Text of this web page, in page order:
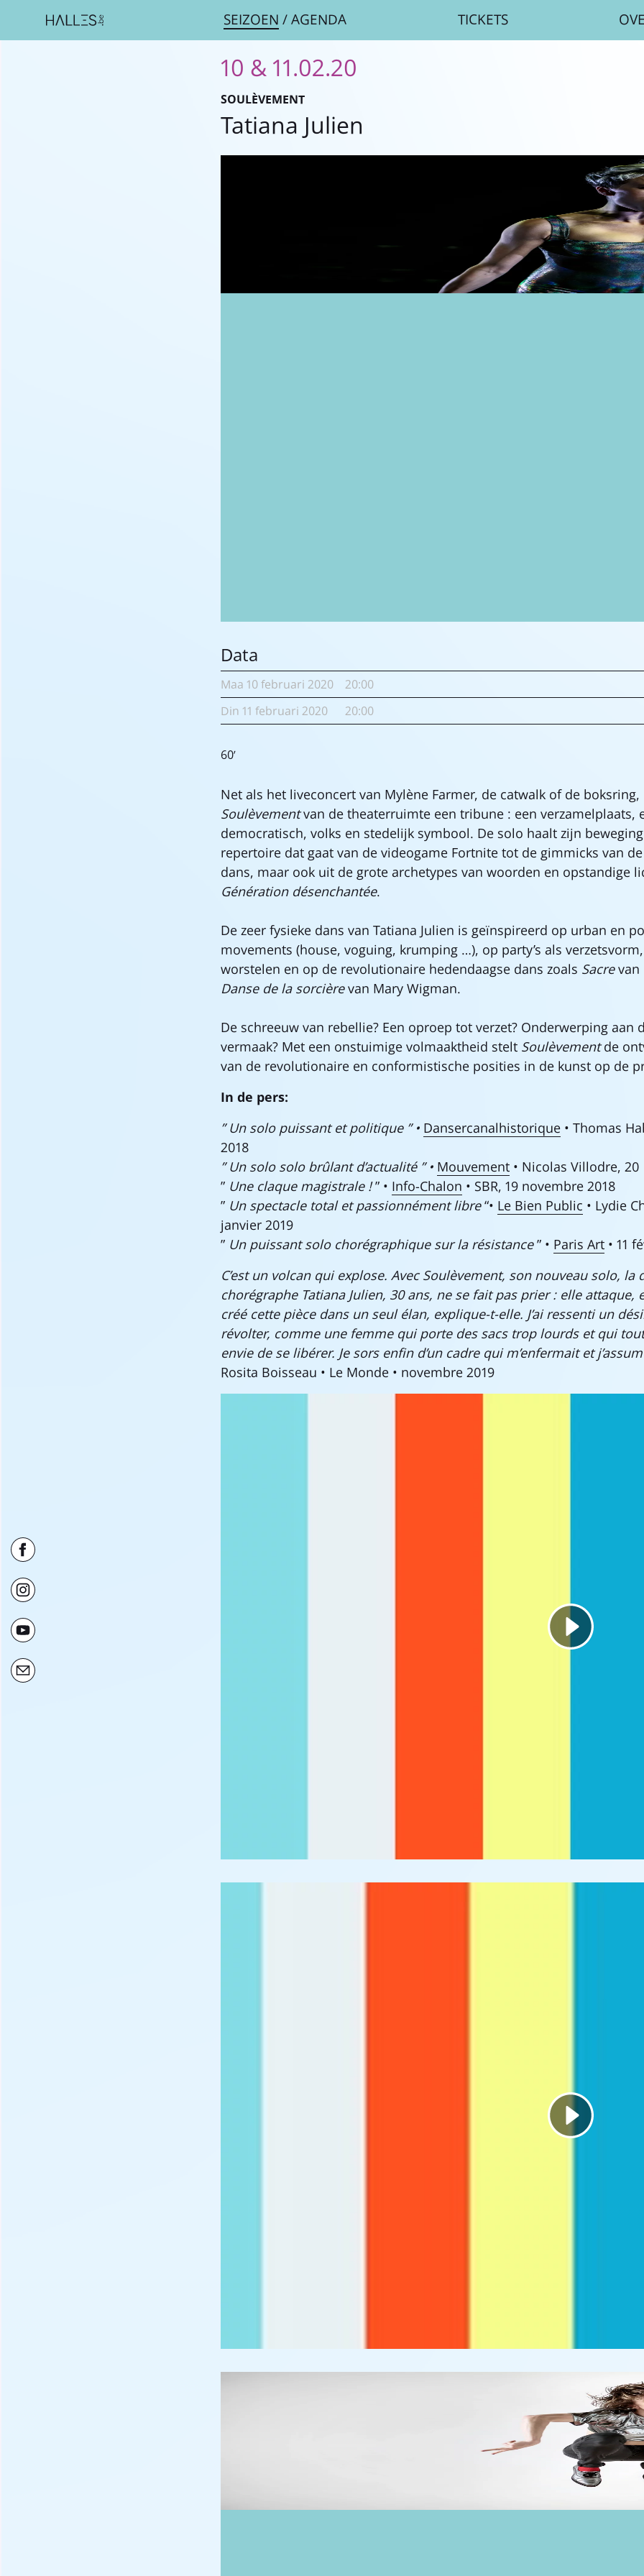
SEIZOEN /AGENDA TICKETS
10 & 11.02.20
SOULÈVEMENT
Tatiana Julien
Data
Maa 10 februari2020
20:00
Din 11 februari2020 20:00
60’
Net als het liveconcert van Mylène Farmer, de catwalk of de boksring,
Soulèvementvan de theaterruimte een tribune : een verzamelplaats,
democratisch, volks en stedelijk symbool. De solo haalt zijn
repertoire dat gaat van de videogame Fortnite tot de gimmicks van
dans, maar ook uit de grote archetypes van woorden en opstandige
Génération désenchantée.
De zeer fysieke dans van Tatiana Julien is geïnspireerd op urban en
movements (house, voguing, krumping ...), op party’s als
worstelen en op de revolutionaire hedendaagse dans zoals Sacrevan
Danse de la sorcièrevan Mary Wigman.
De schreeuw van rebellie? Een oproep tot verzet? Onderwerping aan
vermaak? Met een onstuimige volmaaktheid stelt Soulèvementde
van de revolutionaire en conformistische posities in de kunst op de
In de pers:
” Un solo puissant et politique ” • Dansercanalhistorique • Thomas
2018
” Un solo solo brûlant d’actualité ” • Mouvement • Nicolas Villodre,
” Une claque magistrale !” • Info-Chalon • SBR, 19 novembre 2018
” Un spectacle total et passionnément libre“• Le Bien Public • Lydie
janvier 2019
” Un puissant solo chorégraphique sur la résistance” • Paris Art • 11
C’est un volcan qui explose. Avec Soulèvement, son nouveau solo, la
chorégraphe Tatiana Julien, 30 ans, ne se fait pas prier : elle attaque,
créé cette pièce dans un seul élan, explique-t-elle. J’ai ressenti un
révolter, comme une femme qui porte des sacs trop lourds et qui tout
envie de se libérer. Je sors enfin d’un cadre qui m’enfermait et
Rosita Boisseau • Le Monde • novembre 2019